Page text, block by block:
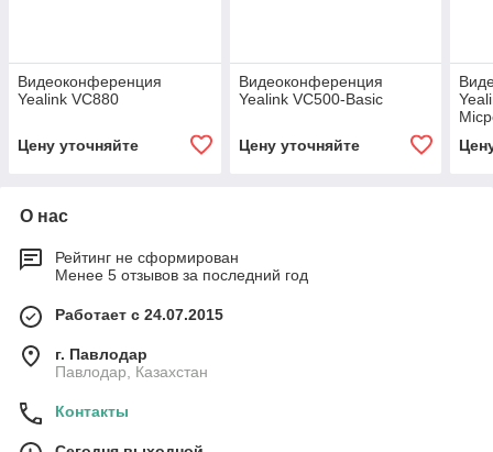
Видеоконференция
Yealink VC880
Цену уточняйте
Видеоконференция
Yealink VC500-Basic
Цену уточняйте
О нас
Рейтинг не сформирован
Менее 5 отзывов за последний год
Работает с 24.07.2015
г. Павлодар
Павлодар, Казахстан
Контакты